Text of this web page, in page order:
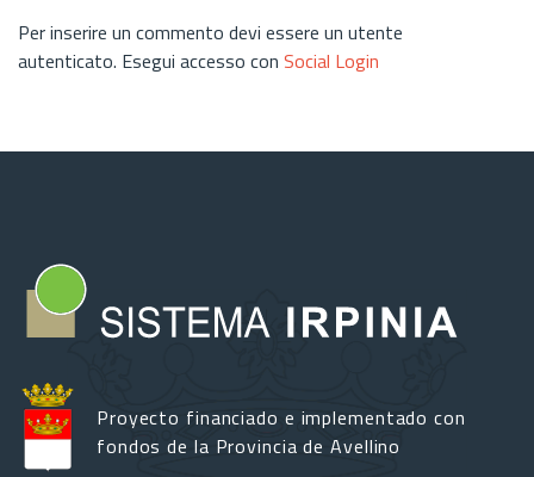
Per inserire un commento devi essere un utente
autenticato. Esegui accesso con Social Login
Proyecto financiado e implementado con
fondos de la Provincia de Avellino